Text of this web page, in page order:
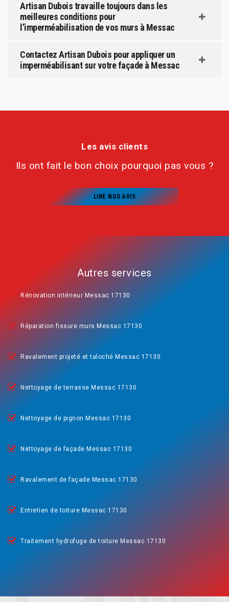
Artisan Dubois travaille toujours dans les
meilleures conditions pour
l’imperméabilisation de vos murs à Messac
Contactez Artisan Dubois pour appliquer un
imperméabilisant sur votre façade à Messac
Les avis clients
Ils ont fait le bon choix pourquoi pas vous ?
LIRE NOS AVIS
Autres services
Rénovation intérieur Messac 17130
Réparation fissure murs Messac 17130
Ravalement projeté et taloché Messac 17130
Nettoyage de terrasse Messac 17130
Nettoyage de pignon Messac 17130
Nettoyage de façade Messac 17130
Ravalement de façade Messac 17130
Entretien de toiture Messac 17130
Traitement hydrofuge de toiture Messac 17130